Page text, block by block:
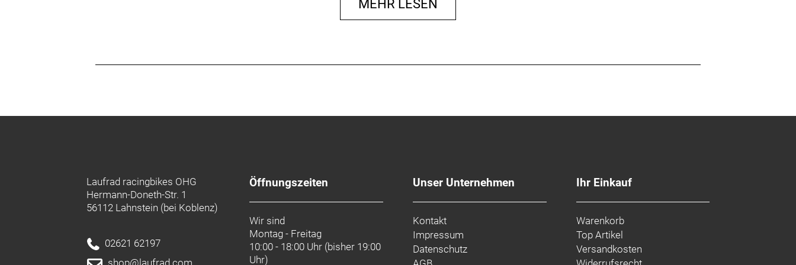
MEHR LESEN
Laufrad racingbikes OHG
Hermann-Doneth-Str. 1
56112 Lahnstein (bei Koblenz)
02621 62197
shop@laufrad.com
Öffnungszeiten
Wir sind
Montag - Freitag
10:00 - 18:00 Uhr (bisher 19:00
Uhr)
Unser Unternehmen
Kontakt
Impressum
Datenschutz
Ihr Einkauf
Warenkorb
Top Artikel
Versandkosten